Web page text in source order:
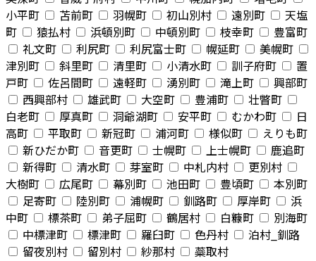
小平町
苫前町 羽幌町 初山別村 遠別町
天塩
町
猿払村 浜頓別町 中頓別町 枝幸町
豊富町
礼文町
利尻町 利尻富士町 幌延町
美幌町
津別町
斜里町 清里町 小清水町 訓子府町
置
戸町
佐呂間町 遠軽町 湧別町 滝上町
興部町
西興部村
雄武町 大空町 豊浦町
壮瞥町
白老町
厚真町 洞爺湖町 安平町 むかわ町
日
高町
平取町 新冠町 浦河町 様似町
えりも町
新ひだか町
音更町 士幌町 上士幌町
鹿追町
新得町
清水町 芽室町 中札内村
更別村
大樹町
広尾町 幕別町 池田町 豊頃町
本別町
足寄町
陸別町 浦幌町 釧路町 厚岸町
浜
中町
標茶町 弟子屈町 鶴居村 白糠町
別海町
中標津町
標津町 羅臼町 色丹村
泊村_釧路
留夜別村
留別村 紗那村
蘂取村